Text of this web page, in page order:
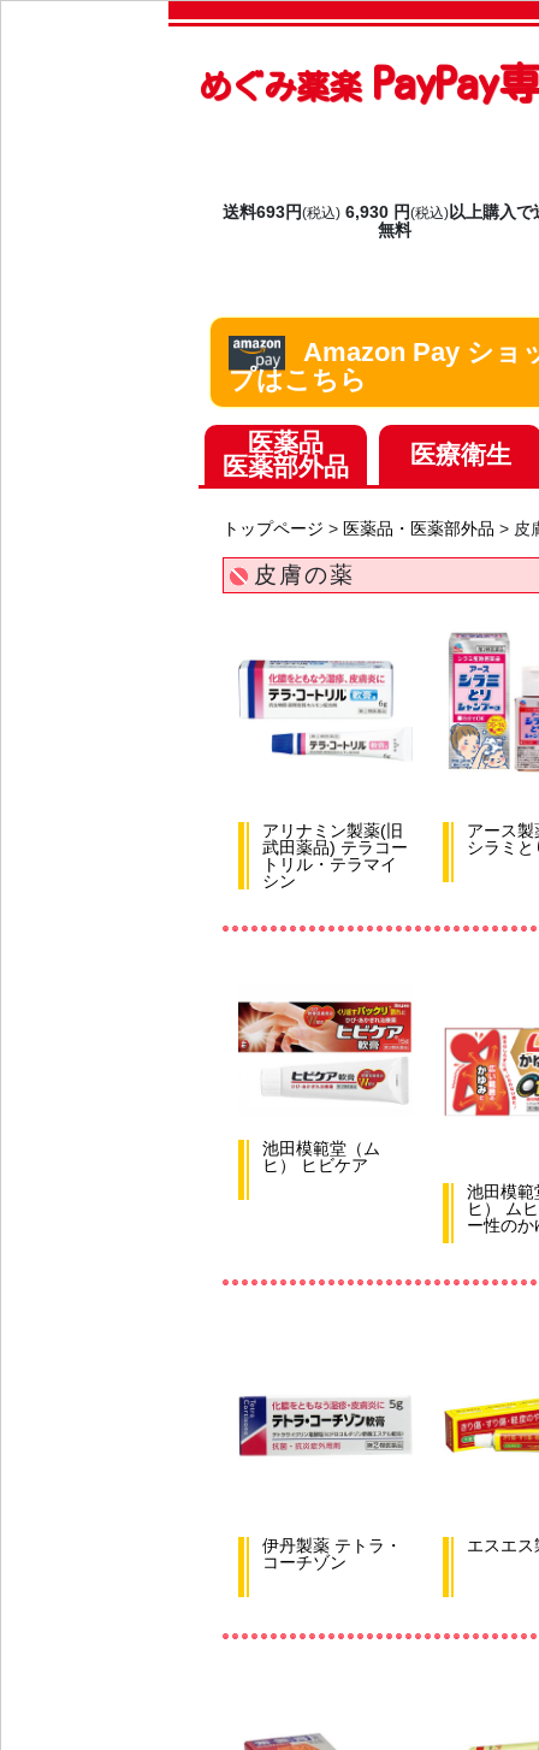
めぐみ薬楽 PayPay
送料693円(税込)6,930 円(税込)以上購入で
無料
Amazon Pay ショ
プはこちら
医薬品
医薬部外品
医療衛生
トップページ > 医薬品・医薬部外品 > 皮
皮膚の薬
アリナミン製薬(旧
武田薬品) テラコー
トリル・テラマイ
シン
アース製
シラミと
池田模範堂（ム
ヒ） ヒビケア
池田模範
ヒ） ム
ー性のか
伊丹製薬 テトラ・
コーチゾン
エスエス